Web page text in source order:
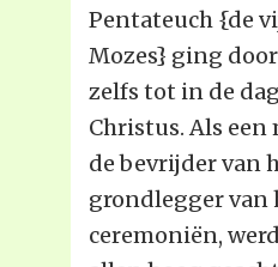
Pentateuch {de
Mozes} ging
zelfs tot in de
Christus. Als een
de bevrijder van
grondlegger van
ceremoniën,